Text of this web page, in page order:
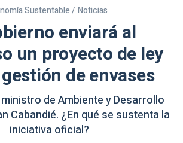
Sustentable / Noticias
enviará al
un proyecto de ley
de envases
de Ambiente y Desarrollo
Cabandié. ¿En qué se sustenta la
iniciativa oficial?